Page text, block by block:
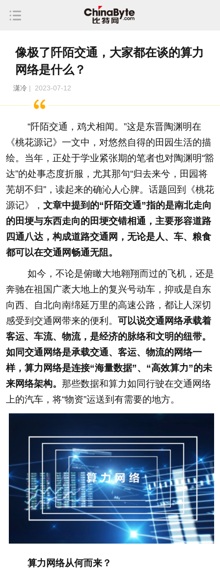
像极了阡陌交通，大家都在谈的算力
网络是什么？
潇冷 | 2023-07-12
“阡陌交通，鸡犬相闻。”这是东晋陶渊明在
《桃花源记》一文中，对悠然自得的田园生活的描
绘。当年，正处于学业紧张期的笔者也对陶渊明“豁
达”的处事态度折服，尤其那句“归去来兮，田园将
芜胡不归”，读起来的确沁人心脾。话题回到《桃花
源记》， 文章中提到的“阡陌交通”指的是南北走向
的田埂与东西走向的田埂交错相通，主要形容道路
四通八达，构成道路交通网，无论是人、车、粮食
都可以在交通网畅通无阻。
如今，不论是俯瞰大地翱翔而过的飞机，还是
奔驰在祖国广袤大地上的复兴号动车，抑或是自东
向西、自北向南绵延万里的高速公路，都让人深切
感受到交通网带来的便利。 可以说交通网络承载着
客运、车流、物流，是经济的脉络和文明的纽带。
如同交通网络是承载交通、客运、物流的网络一
样，算力网络是连接“海量数据”、“高效算力”的未
来网络架构。 那些数据和算力如同行驶在交通网络
上的汽车，将“物资”运送到有需要的地方。
算力网络从何而来？